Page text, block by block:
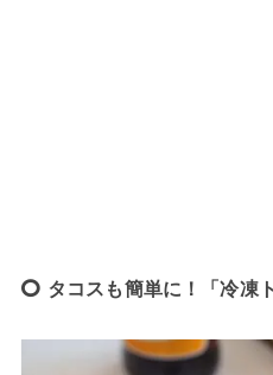
タコスも簡単に！「冷凍